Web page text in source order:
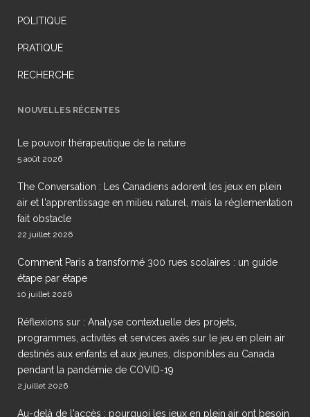
POLITIQUE
PRATIQUE
RECHERCHE
NOUVELLES RÉCENTES
Le pouvoir thérapeutique de la nature
5 août 2026
The Conversation : Les Canadiens adorent les jeux en plein
air et l'apprentissage en milieu naturel, mais la réglementation
fait obstacle
22 juillet 2026
Comment Paris a transformé 300 rues scolaires : un guide
étape par étape
10 juillet 2026
Réflexions sur : Analyse contextuelle des projets,
programmes, activités et services axés sur le jeu en plein air
destinés aux enfants et aux jeunes, disponibles au Canada
pendant la pandémie de COVID-19
2 juillet 2026
Au-delà de l'accès : pourquoi les jeux en plein air ont besoin